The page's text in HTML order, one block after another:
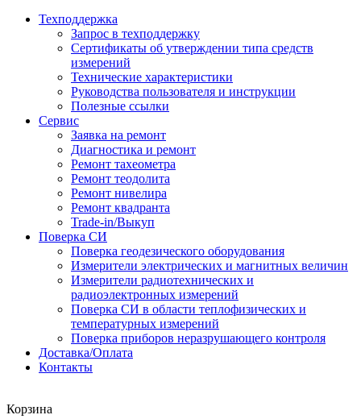
Техподдержка
Запрос в техподдержку
Сертификаты об утверждении типа средств
измерений
Технические характеристики
Руководства пользователя и инструкции
Полезные ссылки
Сервис
Заявка на ремонт
Диагностика и ремонт
Ремонт тахеометра
Ремонт теодолита
Ремонт нивелира
Ремонт квадранта
Trade-in/Выкуп
Поверка СИ
Поверка геодезического оборудования
Измерители электрических и магнитных величин
Измерители радиотехнических и
радиоэлектронных измерений
Поверка СИ в области теплофизических и
температурных измерений
Поверка приборов неразрушающего контроля
Доставка/Оплата
Контакты
Корзина